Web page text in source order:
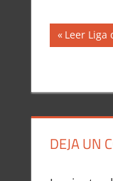
Entrada
anterior:
Leer Liga
DEJA UN